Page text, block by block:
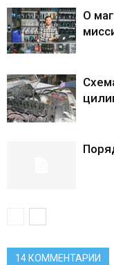
О
14 КОММЕНТАРИИ